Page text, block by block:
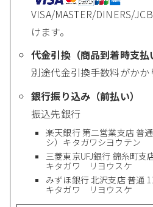
VISA/MASTER/DINERS/
けます。
代金引換（商品到着時支払
別途代金引換手数料がかか
銀行振り込み（前払い）
振込先銀行
楽天銀行 第二営業支店 普
シ）キタガワシヨウテン
三菱東京UFJ銀行 錦糸町支
キタガワ リヨウスケ
みずほ銀行 北沢支店 普通
キタガワ リヨウスケ